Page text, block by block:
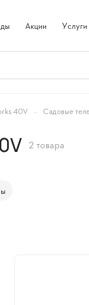
Акции Услуги
40V – Садовые
2 товара